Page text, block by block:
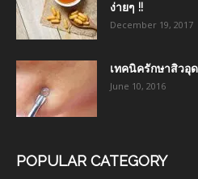
ง่ายๆ !!
December 19, 2017
เทคนิครักษาสิวอุ
June 10, 2016
POPULAR CATEGORY